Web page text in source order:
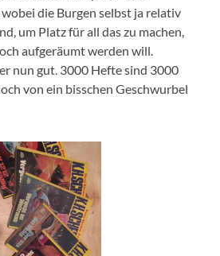
wobei die Burgen selbst ja relativ
um Platz für all das zu machen,
aufgeräumt werden will.
nun gut. 3000 Hefte sind 3000
von ein bisschen Geschwurbel